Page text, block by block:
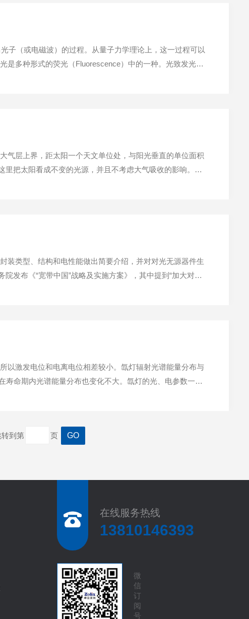
子（或电磁波）的过程。从量子力学理论上，这一过程可以
是多种形式的荧光（Fluorescence）中的一种。光致发光光
气层上界，距太阳一个天文单位处，与阳光垂直的单位面积
里把太阳看成不变的光源，并且不考虑大气吸收的影响。在
装类型、结构和电性能做出简要介绍，并对对光无源器件生
发布《“宽带中国”战略及实施方案》，其中提到“加大对关
以激发电位和电离电位相差较小。氙灯辐射光谱能量分布与
命期内光谱能量分布也变化不大。氙灯的光、电参数一致
转到第 页
在线服务热线
13810146393
微
信
订
阅
号